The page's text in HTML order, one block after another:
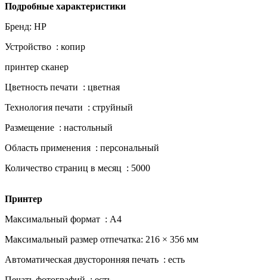
Подробные характеристики
Бренд: HP
Устройство : копир
принтер сканер
Цветность печати : цветная
Технология печати : струйный
Размещение : настольный
Область применения : персональный
Количество страниц в месяц : 5000
Принтер
Максимальный формат : A4
Максимальный размер отпечатка: 216 × 356 мм
Автоматическая двусторонняя печать : есть